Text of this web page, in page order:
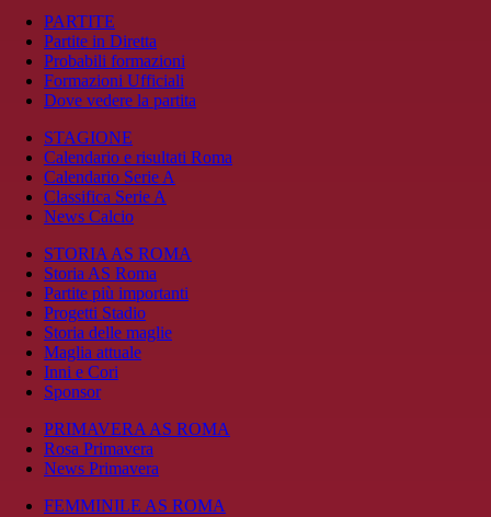
PARTITE
Partite in Diretta
Probabili formazioni
Formazioni Ufficiali
Dove vedere la partita
STAGIONE
Calendario e risultati Roma
Calendario Serie A
Classifica Serie A
News Calcio
STORIA AS ROMA
Storia AS Roma
Partite più importanti
Progetti Stadio
Storia delle maglie
Maglia attuale
Inni e Cori
Sponsor
PRIMAVERA AS ROMA
Rosa Primavera
News Primavera
FEMMINILE AS ROMA